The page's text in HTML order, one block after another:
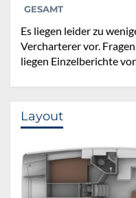
GESAMT
Es liegen leider zu
Vercharterer vor.
liegen Einzelberichte vor.
Layout